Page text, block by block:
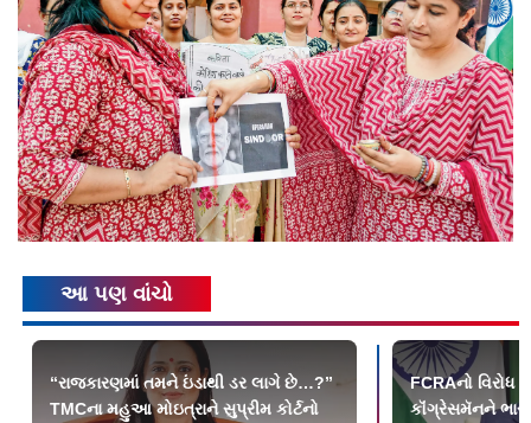
આ પણ વાંચો
“રાજકારણમાં તમને ઇંડાથી ડર લાગે છે…?”
TMCના મહુઆ મોઇત્રાને સુપ્રીમ કોર્ટનો
FCRAનો વિરોધ
કૉંગ્રેસમૅનને